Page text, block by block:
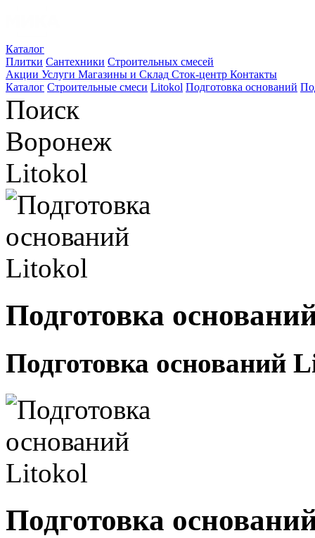
Каталог
Плитки Сантехники Строительных смесей
Акции Услуги Магазины и Склад Сток-центр Контакты
Каталог Строительные смеси Litokol Подготовка оснований
Поиск
Воронеж
Litokol
Подготовка
Подготовка оснований
Подготовка